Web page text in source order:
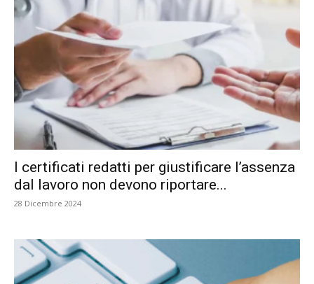
I certificati redatti per giustificare l’assenza
dal lavoro non devono riportare...
28 Dicembre 2024